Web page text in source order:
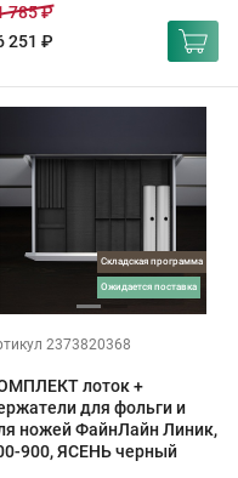
251 ₽
785 ₽
Складская программа
ожидается поставка
2373820368
лоток +
для фольги и
ножей ФайнЛайн Линик,
900, ЯСЕНЬ черный